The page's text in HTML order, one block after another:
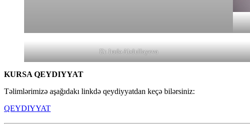
Dr. Iradə Abdullayeva
KURSA QEYDIYYAT
Təlimlərimizə aşağıdakı linkdə qeydiyyatdan keçə bilərsiniz:
QEYDIYYAT